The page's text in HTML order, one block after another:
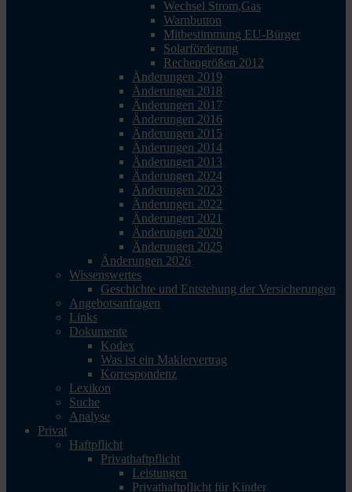
Wechsel Strom,Gas
Warnbutton
Mitbestimmung EU-Bürger
Solarförderung
Rechengrößen 2012
Änderungen 2019
Änderungen 2018
Änderungen 2017
Änderungen 2016
Änderungen 2015
Änderungen 2014
Änderungen 2013
Änderungen 2024
Änderungen 2023
Änderungen 2022
Änderungen 2021
Änderungen 2020
Änderungen 2025
Änderungen 2026
Wissenswertes
Geschichte und Entstehung der Versicherungen
Angebotsanfragen
Links
Dokumente
Kodex
Was ist ein Maklervertrag
Korrespondenz
Lexikon
Suche
Analyse
Privat
Haftpflicht
Privathaftpflicht
Leistungen
Privathaftpflicht für Kinder